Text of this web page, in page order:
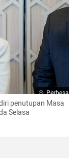
Perbesar
penutupan Masa
Selasa